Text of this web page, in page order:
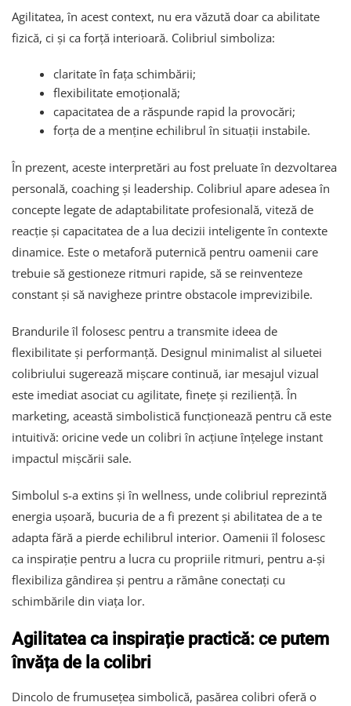
Agilitatea, în acest context, nu era văzută doar ca abilitate
fizică, ci și ca forță interioară. Colibriul simboliza:
claritate în fața schimbării;
flexibilitate emoțională;
capacitatea de a răspunde rapid la provocări;
forța de a menține echilibrul în situații instabile.
În prezent, aceste interpretări au fost preluate în dezvoltarea
personală, coaching și leadership. Colibriul apare adesea în
concepte legate de adaptabilitate profesională, viteză de
reacție și capacitatea de a lua decizii inteligente în contexte
dinamice. Este o metaforă puternică pentru oamenii care
trebuie să gestioneze ritmuri rapide, să se reinventeze
constant și să navigheze printre obstacole imprevizibile.
Brandurile îl folosesc pentru a transmite ideea de
flexibilitate și performanță. Designul minimalist al siluetei
colibriului sugerează mișcare continuă, iar mesajul vizual
este imediat asociat cu agilitate, finețe și reziliență. În
marketing, această simbolistică funcționează pentru că este
intuitivă: oricine vede un colibri în acțiune înțelege instant
impactul mișcării sale.
Simbolul s-a extins și în wellness, unde colibriul reprezintă
energia ușoară, bucuria de a fi prezent și abilitatea de a te
adapta fără a pierde echilibrul interior. Oamenii îl folosesc
ca inspirație pentru a lucra cu propriile ritmuri, pentru a-și
flexibiliza gândirea și pentru a rămâne conectați cu
schimbările din viața lor.
Agilitatea ca inspirație practică: ce putem
învăța de la colibri
Dincolo de frumusețea simbolică, pasărea colibri oferă o